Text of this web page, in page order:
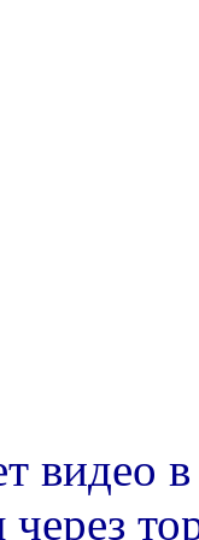
видео
через